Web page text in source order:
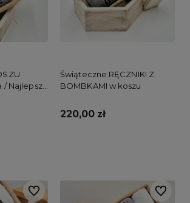
/ Najlepszy
Świąteczne RĘCZNIKI Z
BOMBKAMI w koszu
220,00 zł
Do ulubionych Do